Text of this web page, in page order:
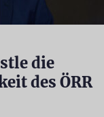
die
des ÖRR